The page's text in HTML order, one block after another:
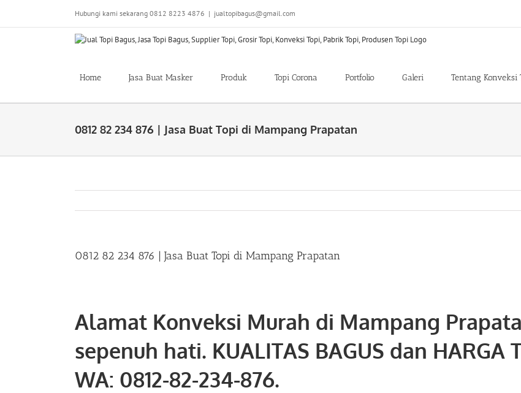
content
Hubungi kami sekarang 0812 8223 4876 | jualtopibagus@gmail.com
Home Jasa Buat Masker Produk Topi Corona Portfolio Galeri Tentang Konveksi
0812 82 234 876 | Jasa Buat Topi di Mampang Prapatan
0812 82 234 876 | Jasa Buat Topi di Mampang Prapatan
Alamat Konveksi Murah di Mampang
sepenuh hati. KUALITAS BAGUS dan HARGA
WA: 0812-82-234-876.